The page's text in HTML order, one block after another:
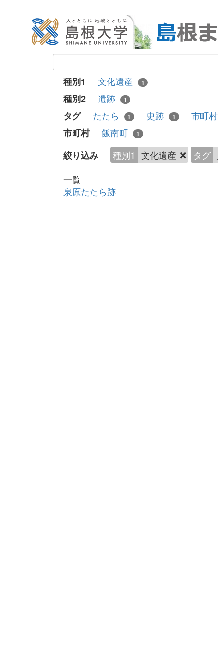
種別1 文化遺産 1
種別2 遺跡 1
タグ たたら 1 史跡 1
市町
市町村
飯南町 1
絞り込み 種別1 文化遺産 タグ
一覧
泉原たたら跡